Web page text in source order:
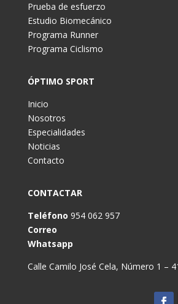
Prueba de esfuerzo
Estudio Biomecánico
Programa Runner
Programa Ciclismo
ÓPTIMO SPORT
Inicio
Nosotros
Especialidades
Noticias
Contacto
CONTACTAR
Teléfono 954 062 957
Correo
Whatsapp
Calle Camilo José Cela, Número 1 –